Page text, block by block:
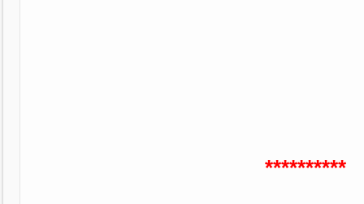
**********